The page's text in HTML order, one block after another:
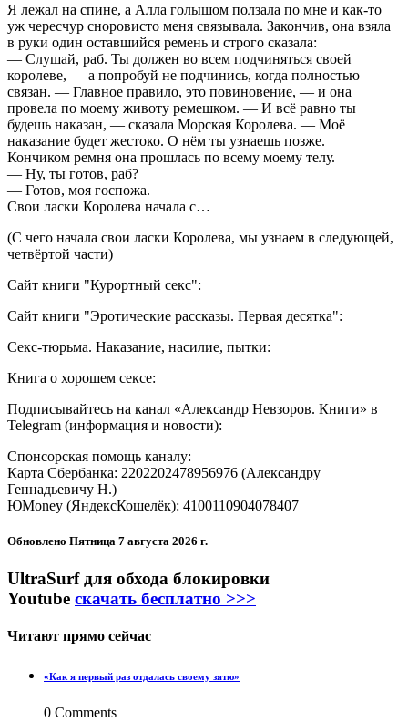
Я лежал на спине, а Алла голышом ползала по мне и как-то
уж чересчур сноровисто меня связывала. Закончив, она взяла
в руки один оставшийся ремень и строго сказала:
— Слушай, раб. Ты должен во всем подчиняться своей
королеве, — а попробуй не подчинись, когда полностью
связан. — Главное правило, это повиновение, — и она
провела по моему животу ремешком. — И всё равно ты
будешь наказан, — сказала Морская Королева. — Моё
наказание будет жестоко. О нём ты узнаешь позже.
Кончиком ремня она прошлась по всему моему телу.
— Ну, ты готов, раб?
— Готов, моя госпожа.
Свои ласки Королева начала с…
(С чего начала свои ласки Королева, мы узнаем в следующей,
четвёртой части)
Сайт книги "Курортный секс":
Сайт книги "Эротические рассказы. Первая десятка":
Секс-тюрьма. Наказание, насилие, пытки:
Книга о хорошем сексе:
Подписывайтесь на канал «Александр Невзоров. Книги» в
Telegram (информация и новости):
Спонсорская помощь каналу:
Карта Сбербанка: 2202202478956976 (Александру
Геннадьевичу Н.)
ЮMoney (ЯндексКошелёк): 4100110904078407
Обновлено Пятница 7 августа 2026 г.
UltraSurf для обхода блокировки
Youtube скачать бесплатно >>>
Читают прямо сейчас
«Как я первый раз отдалась своему зятю»
0 Comments